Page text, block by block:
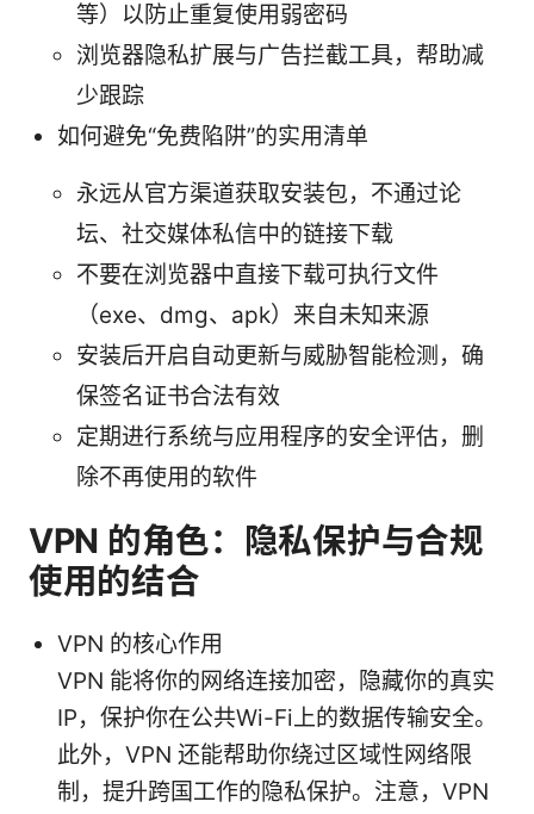
等）以防止重复使用弱密码
浏览器隐私扩展与广告拦截工具，帮助减
少跟踪
如何避免“免费陷阱”的实用清单
永远从官方渠道获取安装包，不通过论
坛、社交媒体私信中的链接下载
不要在浏览器中直接下载可执行文件
（exe、dmg、apk）来自未知来源
安装后开启自动更新与威胁智能检测，确
保签名证书合法有效
定期进行系统与应用程序的安全评估，删
除不再使用的软件
VPN 的角色：隐私保护与合规
使用的结合
VPN 的核心作用
VPN 能将你的网络连接加密，隐藏你的真实
IP，保护你在公共Wi-Fi上的数据传输安全。
此外，VPN 还能帮助你绕过区域性网络限
制，提升跨国工作的隐私保护。注意，VPN